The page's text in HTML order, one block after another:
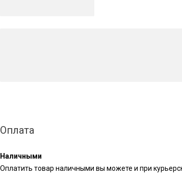
Оплата
Наличными
Оплатить товар наличными вы можете и при